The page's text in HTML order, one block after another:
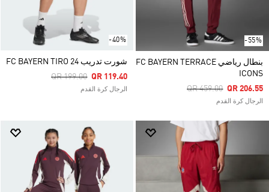
-55%
بنطال رياضي FC BAYERN TERRACE
ICONS
Price Reduced From
QR 459.00ToQR 206.55
الرجال كرة القدم
-40%
شورت تدريب FC BAYERN TIRO 24
Price Reduced From
QR 199.00ToQR 119.40
الرجال كرة القدم